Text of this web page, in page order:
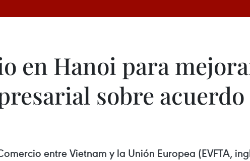
en Hanoi para
sobre
entre Vietnam y la Unión Europea (EVFTA,